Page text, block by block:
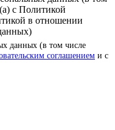
с Политикой
в отношении
данных (в том числе
соглашением и с